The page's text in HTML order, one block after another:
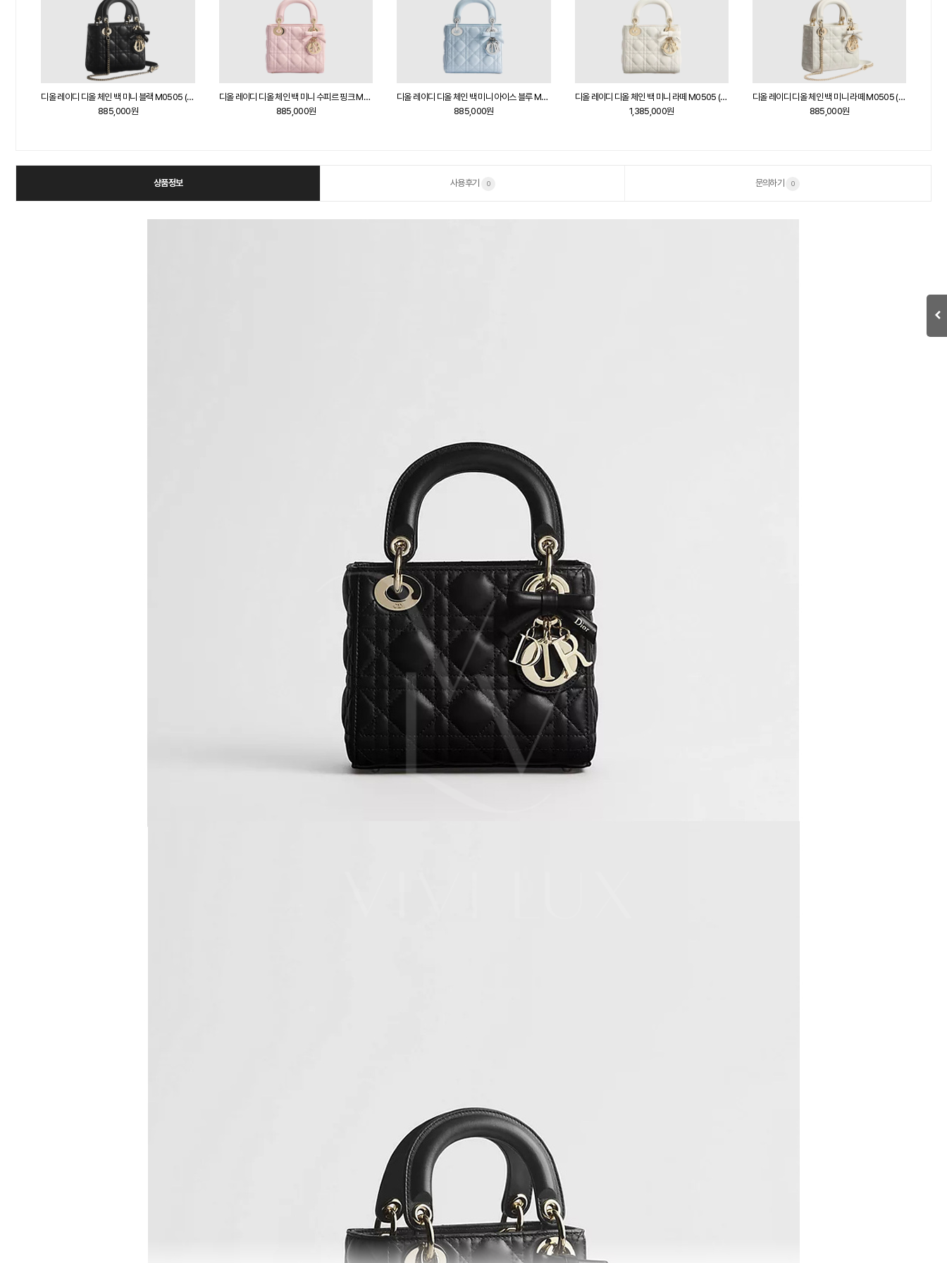
디올 레이디 디올 체인 백 미니 블랙 M0505 (Basic Ver.)
885,000원
디올 레이디 디올 체인 백 미니 수피르 핑크 M0505
885,000원
디올 레이디 디올 체인 백 미니 아이스 블루 M0505
885,000원
디올 레이디 디올 체인 백 미니 라떼 M0505 (Premium Ver.)
1,385,000원
디올 레이디 디올 체인 백 미니 라떼 M0505 (Basic Ver.)
885,000원
상품정보 사용후기 0 문의하기 0